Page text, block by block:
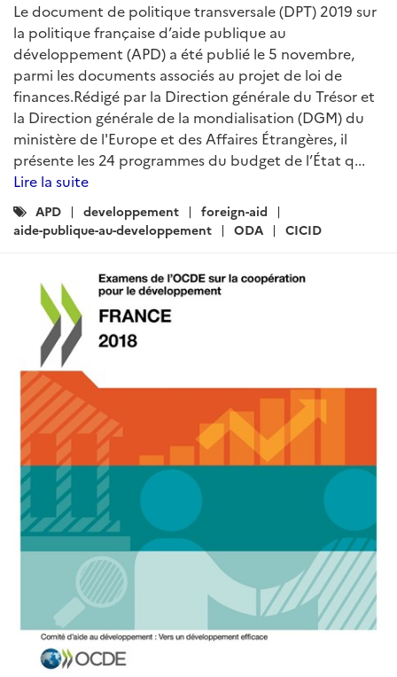
Le document de politique transversale (DPT) 2019 sur
la politique française d’aide publique au
développement (APD) a été publié le 5 novembre,
parmi les documents associés au projet de loi de
finances.Rédigé par la Direction générale du Trésor et
la Direction générale de la mondialisation (DGM) du
ministère de l'Europe et des Affaires Étrangères, il
présente les 24 programmes du budget de l’État q...
Lire la suite
Catégories
:
APD developpement
foreign-aid
aide-publique-au-developpement
ODA CICID